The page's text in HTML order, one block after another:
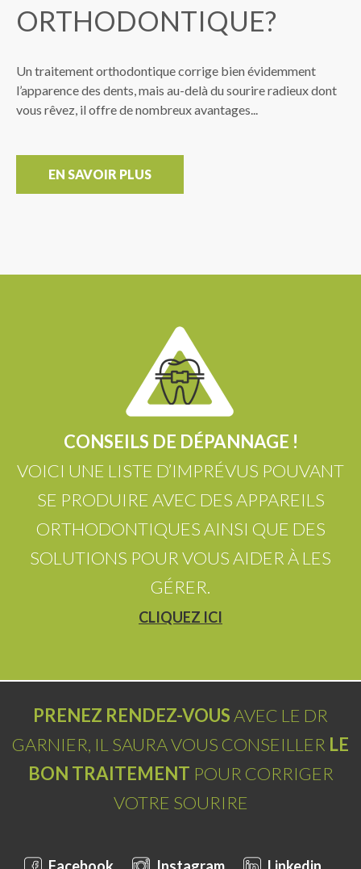
ORTHODONTIQUE?
Un traitement orthodontique corrige bien évidemment
l’apparence des dents, mais au-delà du sourire radieux dont
vous rêvez, il offre de nombreux avantages...
EN SAVOIR PLUS
CONSEILS DE DÉPANNAGE !
VOICI UNE LISTE D’IMPRÉVUS POUVANT
SE PRODUIRE AVEC DES APPAREILS
ORTHODONTIQUES AINSI QUE DES
SOLUTIONS POUR VOUS AIDER À LES
GÉRER.
CLIQUEZ ICI
PRENEZ RENDEZ-VOUSAVEC LE DR
GARNIER, IL SAURA VOUS CONSEILLER LE
BON TRAITEMENT POUR CORRIGER
VOTRE SOURIRE
Facebook Instagram Linkedin